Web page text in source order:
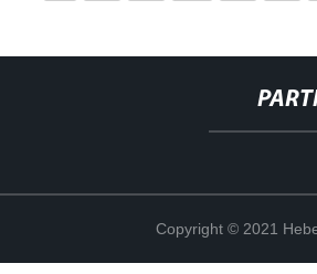
Copyright © 2021